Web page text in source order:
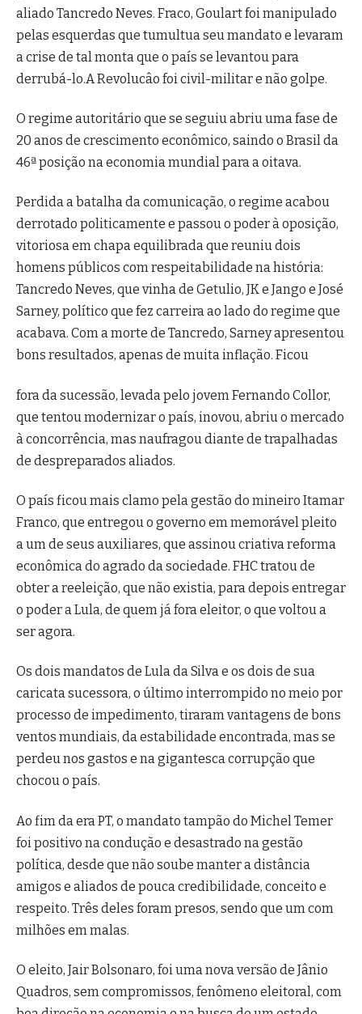
aliado Tancredo Neves. Fraco, Goulart foi manipulado
pelas esquerdas que tumultua seu mandato e levaram
a crise de tal monta que o país se levantou para
derrubá-lo.A Revolucâo foi civil-militar e não golpe.
O regime autoritário que se seguiu abriu uma fase de
20 anos de crescimento econômico, saindo o Brasil da
46ª posição na economia mundial para a oitava.
Perdida a batalha da comunicação, o regime acabou
derrotado politicamente e passou o poder à oposição,
vitoriosa em chapa equilibrada que reuniu dois
homens públicos com respeitabilidade na história:
Tancredo Neves, que vinha de Getulio, JK e Jango e José
Sarney, político que fez carreira ao lado do regime que
acabava. Com a morte de Tancredo, Sarney apresentou
bons resultados, apenas de muita inflação. Ficou
fora da sucessão, levada pelo jovem Fernando Collor,
que tentou modernizar o país, inovou, abriu o mercado
à concorrência, mas naufragou diante de trapalhadas
de despreparados aliados.
O país ficou mais clamo pela gestão do mineiro Itamar
Franco, que entregou o governo em memorável pleito
a um de seus auxiliares, que assinou criativa reforma
econômica do agrado da sociedade. FHC tratou de
obter a reeleição, que não existia, para depois entregar
o poder a Lula, de quem já fora eleitor, o que voltou a
ser agora.
Os dois mandatos de Lula da Silva e os dois de sua
caricata sucessora, o último interrompido no meio por
processo de impedimento, tiraram vantagens de bons
ventos mundiais, da estabilidade encontrada, mas se
perdeu nos gastos e na gigantesca corrupção que
chocou o país.
Ao fim da era PT, o mandato tampão do Michel Temer
foi positivo na condução e desastrado na gestão
política, desde que não soube manter a distância
amigos e aliados de pouca credibilidade, conceito e
respeito. Três deles foram presos, sendo que um com
milhões em malas.
O eleito, Jair Bolsonaro, foi uma nova versão de Jânio
Quadros, sem compromissos, fenômeno eleitoral, com